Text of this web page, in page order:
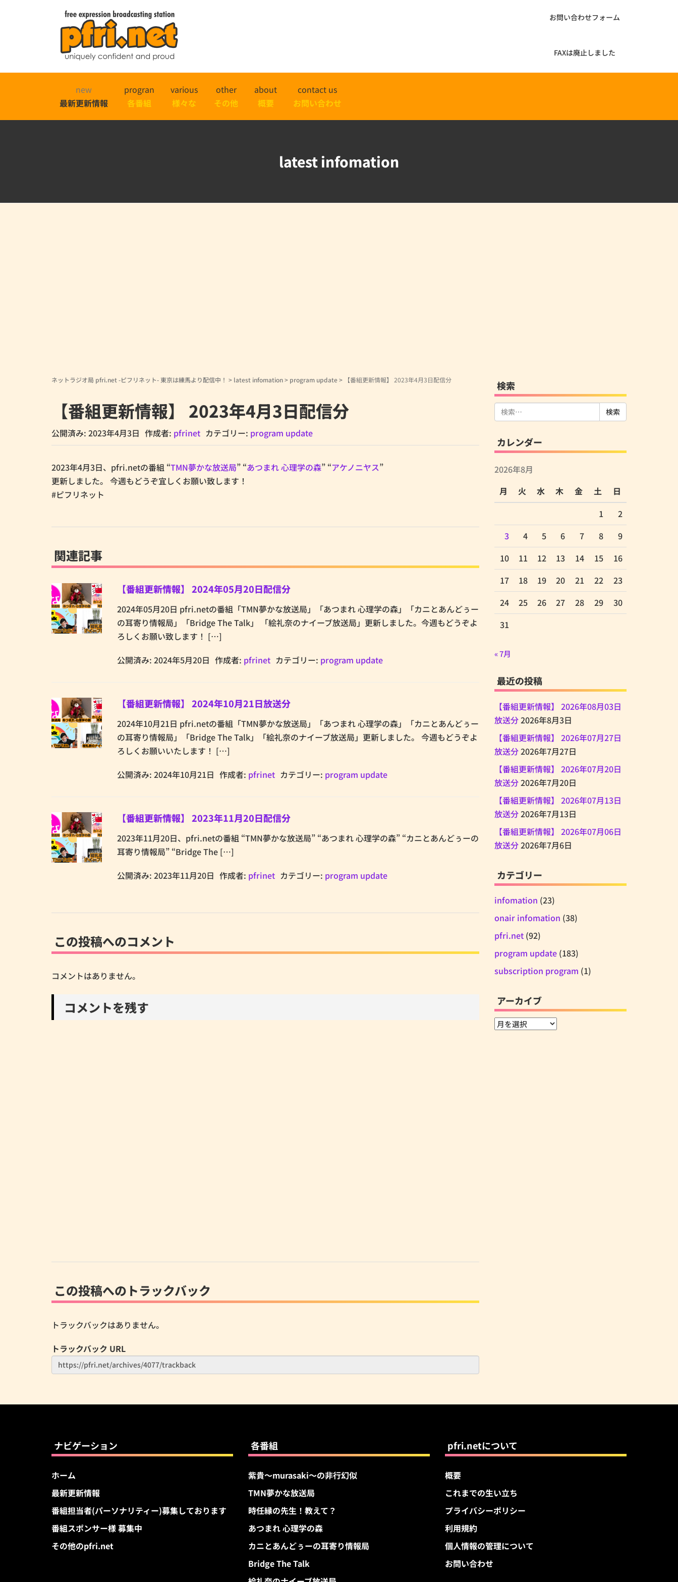
お問い合わせフォーム
FAXは廃止しました
new
最新更新情報
progran
各番組
various
様々な
other
その他
about
概要
contact us
お問い合わせ
latest infomation
ネットラジオ局 pfri.net -ピフリネット- 東京は練馬より配信中！ > latest infomation> program update> 【番組更新情報】 2023年4月3日配信分
【番組更新情報】 2023年4月3日配信分
公開済み: 2023年4月3日 作成者: pfrinet カテゴリー: program update
2023年4月3日、pfri.netの番組 “TMN夢かな放送局” “あつまれ 心理学の森” “アケノニヤス”
更新しました。 今週もどうぞ宜しくお願い致します！
#ピフリネット
関連記事
【番組更新情報】 2024年05月20日配信分
2024年05月20日 pfri.netの番組「TMN夢かな放送局」「あつまれ 心理学の森」「カニとあんどぅー
の耳寄り情報局」「Bridge The Talk」 「絵礼奈のナイーブ放送局」更新しました。今週もどうぞよ
ろしくお願い致します！ […]
公開済み: 2024年5月20日 作成者: pfrinet カテゴリー: program update
【番組更新情報】 2024年10月21日放送分
2024年10月21日 pfri.netの番組「TMN夢かな放送局」「あつまれ 心理学の森」「カニとあんどぅー
の耳寄り情報局」「Bridge The Talk」「絵礼奈のナイーブ放送局」更新しました。 今週もどうぞよ
ろしくお願いいたします！ […]
公開済み: 2024年10月21日 作成者: pfrinet カテゴリー: program update
【番組更新情報】 2023年11月20日配信分
2023年11月20日、pfri.netの番組 “TMN夢かな放送局” “あつまれ 心理学の森” “カニとあんどぅーの
耳寄り情報局” “Bridge The […]
公開済み: 2023年11月20日 作成者: pfrinet カテゴリー: program update
この投稿へのコメント
コメントはありません。
コメントを残す
この投稿へのトラックバック
トラックバックはありません。
トラックバック URL
検索
検
索:
カレンダー
2026年8月
月
火 水 木 金 土
日
1
2
3
4 5 6 7 8
9
10
11 12 13 14 15
16
17
18 19 20 21 22
23
24
25 26 27 28 29
30
31
« 7月
最近の投稿
【番組更新情報】 2026年08月03日
放送分2026年8月3日
【番組更新情報】 2026年07月27日
放送分2026年7月27日
【番組更新情報】 2026年07月20日
放送分2026年7月20日
【番組更新情報】 2026年07月13日
放送分2026年7月13日
【番組更新情報】 2026年07月06日
放送分2026年7月6日
カテゴリー
infomation (23)
onair infomation (38)
pfri.net(92)
program update(183)
subscription program (1)
アーカイブ
ア
ナビゲーション
ホーム
最新更新情報
番組担当者(パーソナリティー)募集しております
番組スポンサー様 募集中
その他のpfri.net
各番組
紫貴～murasaki～の非行幻似
TMN夢かな放送局
時任縁の先生！教えて？
あつまれ 心理学の森
カニとあんどぅーの耳寄り情報局
Bridge The Talk
pfri.netについて
概要
これまでの生い立ち
プライバシーポリシー
利用規約
個人情報の管理について
お問い合わせ